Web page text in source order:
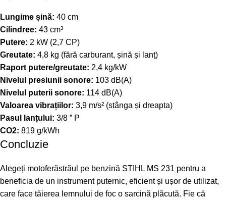
Lungime șină: 40 cm
Cilindree: 43 cm³
Putere: 2 kW (2,7 CP)
Greutate: 4,8 kg (fără carburant, șină și lanț)
Raport putere/greutate: 2,4 kg/kW
Nivelul presiunii sonore: 103 dB(A)
Nivelul puterii sonore: 114 dB(A)
Valoarea vibrațiilor: 3,9 m/s² (stânga și dreapta)
Pasul lanțului: 3/8 ” P
CO2: 819 g/kWh
Concluzie
Alegeți motoferăstrăul pe benzină STIHL MS 231 pentru a
beneficia de un instrument puternic, eficient și ușor de utilizat,
care face tăierea lemnului de foc o sarcină plăcută. Fie că